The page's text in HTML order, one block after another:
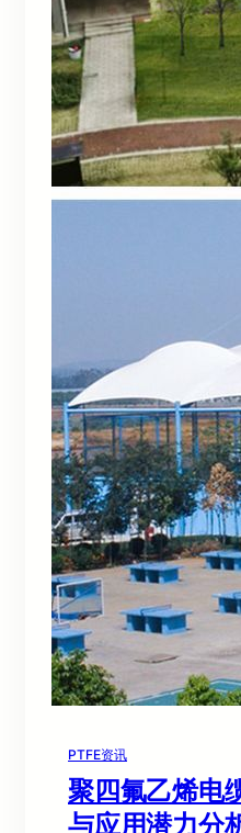
PTFE资讯
聚四氟乙烯电
与应用潜力分